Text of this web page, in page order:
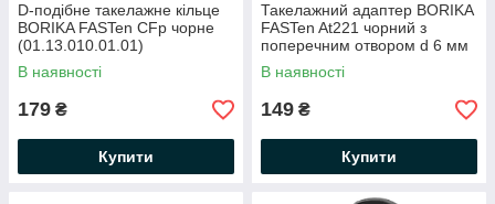
D-подібне такелажне кільце
BORIKA FASTen CFp чорне
(01.13.010.01.01)
В наявності
179 ₴
Купити
Такелажний адаптер BORIKA
FASTen At221 чорний з
поперечним отвором d 6 мм
(01.13.004.01.01)
В наявності
149 ₴
Купити